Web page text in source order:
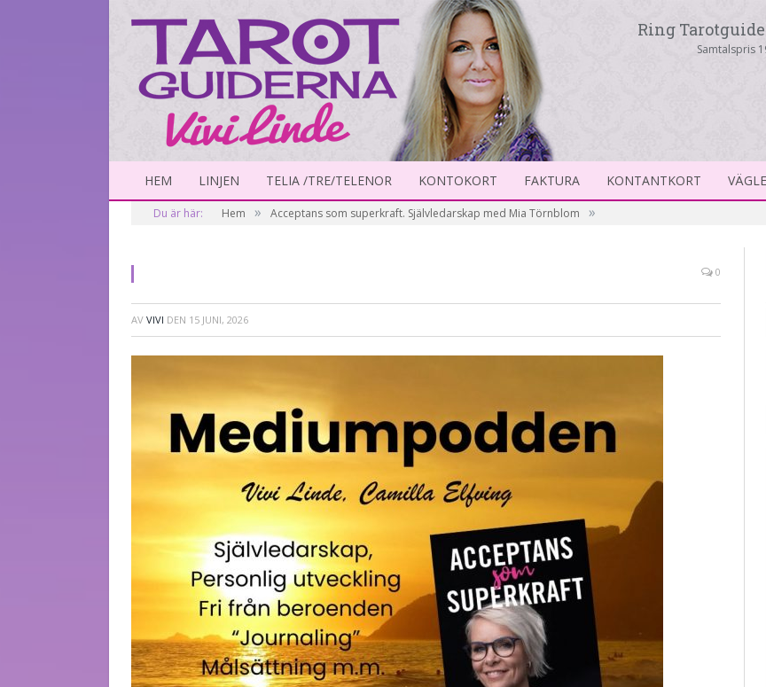
Ring
Samtalspris
HEM LINJEN TELIA /TRE/TELENOR KONTOKORT FAKTURA KONTANTKORT
Du är här: Hem » Acceptans som superkraft. Självledarskap med Mia Törnblom »
0
AV VIVI DEN 15 JUNI, 2026